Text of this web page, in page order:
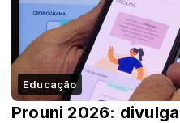
Educação
Prouni 2026: